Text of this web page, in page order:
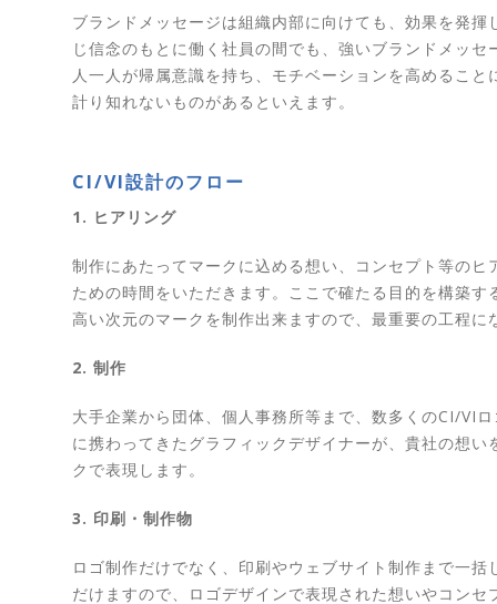
ブランドメッセージは組織内部に向けても、効果を発揮
じ信念のもとに働く社員の間でも、強いブランドメッセ
人一人が帰属意識を持ち、モチベーションを高めること
計り知れないものがあるといえます。
CI/VI設計のフロー
1. ヒアリング
制作にあたってマークに込める想い、コンセプト等のヒ
ための時間をいただきます。ここで確たる目的を構築す
高い次元のマークを制作出来ますので、最重要の工程に
2. 制作
大手企業から団体、個人事務所等まで、数多くのCI/VI
に携わってきたグラフィックデザイナーが、貴社の想い
クで表現します。
3. 印刷・制作物
ロゴ制作だけでなく、印刷やウェブサイト制作まで一括
だけますので、ロゴデザインで表現された想いやコンセ